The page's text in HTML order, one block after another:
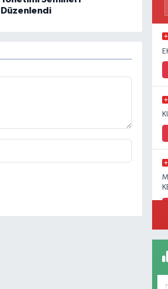
Düzenlendi